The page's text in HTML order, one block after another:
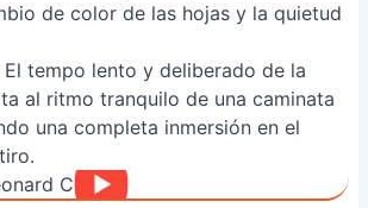
de color de las hojas y la quietud
El tempo lento y deliberado de la
al ritmo tranquilo de una caminata
una completa inmersión en el